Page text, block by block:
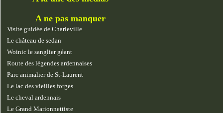
A ne pas manquer
Visite guidée de Charleville
Le château de sedan
Woinic le sanglier géant
Route des légendes ardennaises
Parc animalier de St-Laurent
Le lac des vieilles forges
Le cheval ardennais
Le Grand Marionnettiste